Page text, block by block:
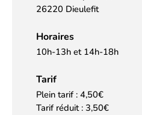
26220 Dieulefit
Horaires
10h-13h et 14h-18h
Tarif
Plein tarif : 4,50€
Tarif réduit : 3,50€